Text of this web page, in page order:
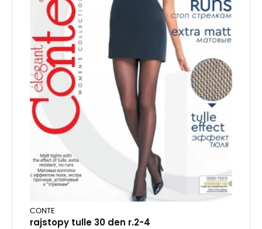
CONTE
rajstopy tulle 30 den r.2-4